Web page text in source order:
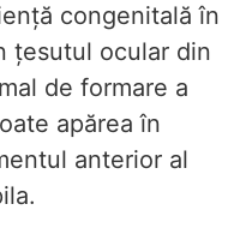
congenitală în
țesutul ocular din
de formare a
apărea în
anterior al